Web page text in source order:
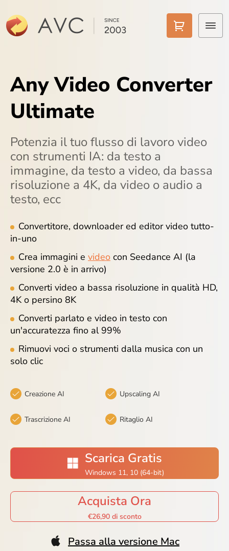
Converti video
Video in MP3
Convertitore AI
Strumenti AI
Prezzi
Any Video Converter
Ultimate
Potenzia il tuo flusso di lavoro video
con strumenti IA: da testo a
immagine, da testo a video, da bassa
risoluzione a 4K, da video o audio a
testo, ecc
Convertitore, downloader ed editor video tutto-
in-uno
Crea immagini e video con Seedance AI (la
versione 2.0 è in arrivo)
Converti video a bassa risoluzione in qualità HD,
4K o persino 8K
Converti parlato e video in testo con
un'accuratezza fino al 99%
Rimuovi voci o strumenti dalla musica con un
solo clic
Creazione AI Upscaling AI
Trascrizione AI Ritaglio AI
Scarica Gratis
Windows 11, 10 (64-bit)
Acquista Ora
€26,90 di sconto
Passa alla versione Mac